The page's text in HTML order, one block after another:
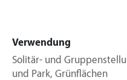
Verwendung
Solitär- und
und Park, Grünflächen